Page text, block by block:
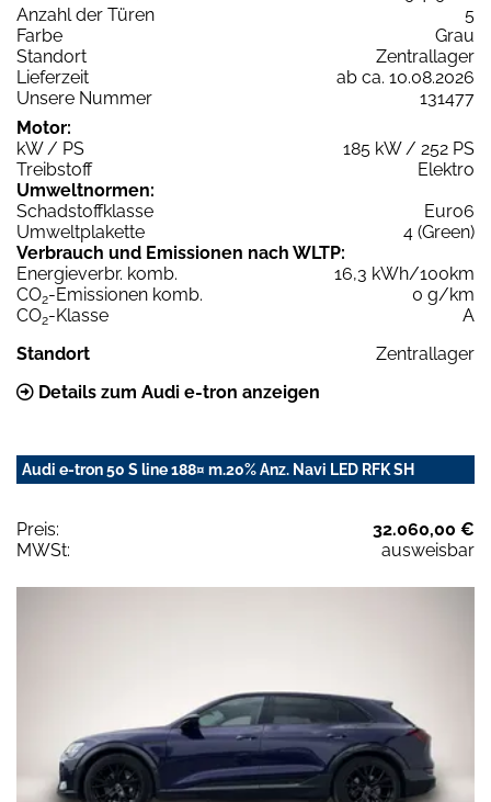
Anzahl der Türen
5
Farbe
Grau
Standort
Zentrallager
Lieferzeit
ab ca. 10.08.2026
Unsere Nummer
131477
Motor:
kW / PS
185 kW / 252 PS
Treibstoff
Elektro
Umweltnormen:
Schadstoffklasse
Euro6
Umweltplakette
4 (Green)
Verbrauch und Emissionen nach WLTP:
Energieverbr. komb.
16,3 kWh/100km
CO2-Emissionen komb.
0 g/km
CO2-Klasse
A
Standort
Zentrallager
Details zum Audi e-tron anzeigen
Audi e-tron 50 S line 188¤ m.20% Anz. Navi LED RFK SH
Preis:
32.060,00 €
MWSt:
ausweisbar